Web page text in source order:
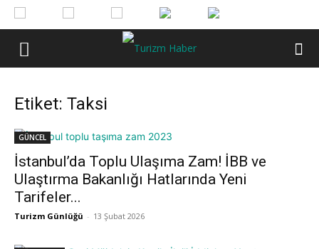
Etiket: Taksi
GÜNCEL
İstanbul’da Toplu Ulaşıma Zam! İBB ve
Ulaştırma Bakanlığı Hatlarında Yeni
Tarifeler...
Turizm Günlüğü - 13 Şubat 2026